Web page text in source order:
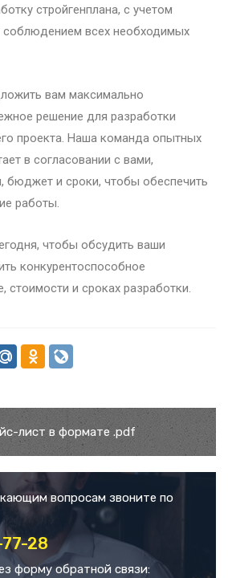
стройгенплана, с учетом
соблюдением всех необходимых
вам максимально
решение для разработки
проекта. Наша команда опытных
в согласовании с вами,
бюджет и сроки, чтобы обеспечить
работы.
чтобы обсудить ваши
конкурентоспособное
стоимости и сроках разработки.
лист в формате .pdf
вопросам звоните по
28
форму обратной связи: